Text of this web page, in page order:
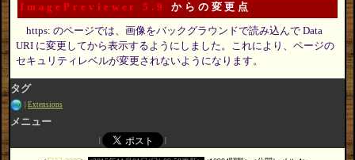
ImagePreviewer 5.9 からの変更点
https: のページでは、画像をバックグラウンドで読み込んで Data
URI に変更してから表示するようにしました。これにより、ページの
セキュリティレベルが変更されないようになります。
タグ
Extensions
メニュー